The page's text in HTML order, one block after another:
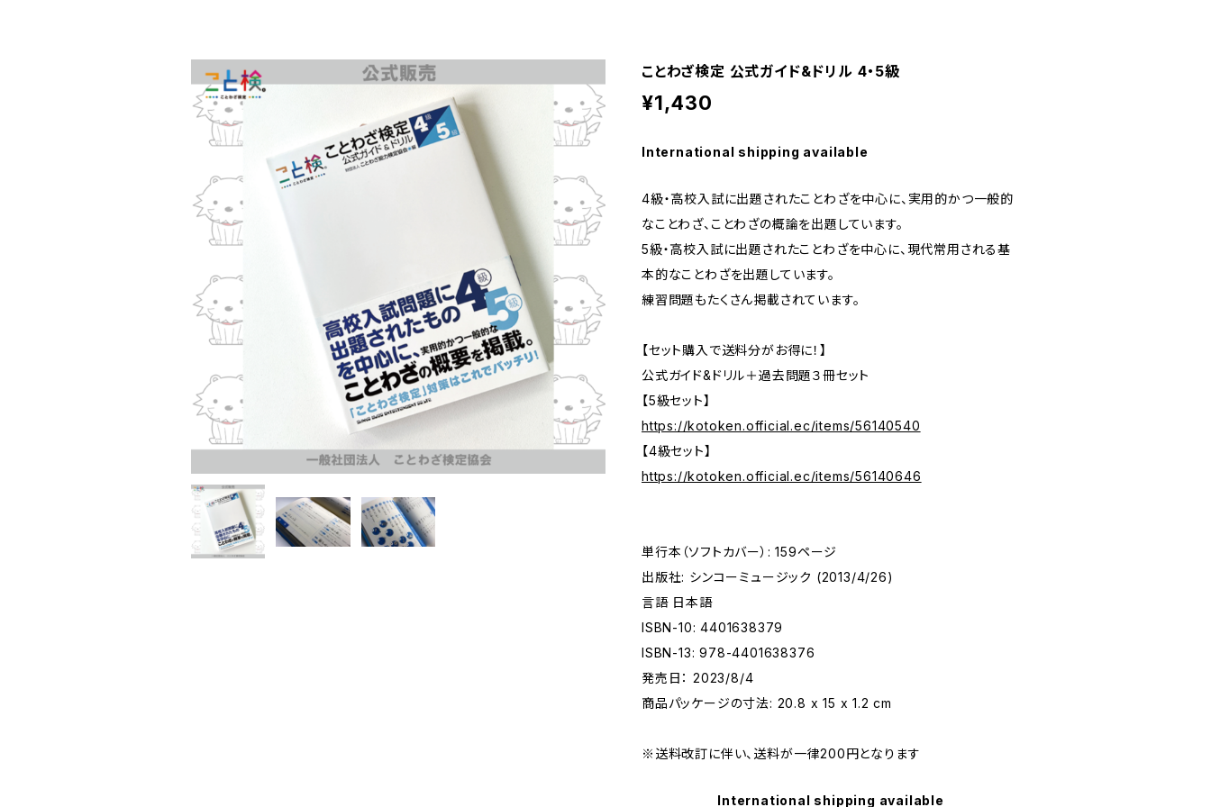
ことわざ検定 公式ガイド&ドリル 4・5級
¥1,430
International shipping available
4級・高校入試に出題されたことわざを中心に、実用的かつ一般的
なことわざ、ことわざの概論を出題しています。
5級・高校入試に出題されたことわざを中心に、現代常用される基
本的なことわざを出題しています。
練習問題もたくさん掲載されています。
【セット購入で送料分がお得に！】
公式ガイド&ドリル＋過去問題３冊セット
【5級セット】
https://kotoken.official.ec/items/56140540
【4級セット】
https://kotoken.official.ec/items/56140646
単行本（ソフトカバー）: 159ページ
出版社: シンコーミュージック (2013/4/26)
言語 日本語
ISBN-10: 4401638379
ISBN-13: 978-4401638376
発売日： 2023/8/4
商品パッケージの寸法: 20.8 x 15 x 1.2 cm
※送料改訂に伴い、送料が一律200円となります
International shipping available